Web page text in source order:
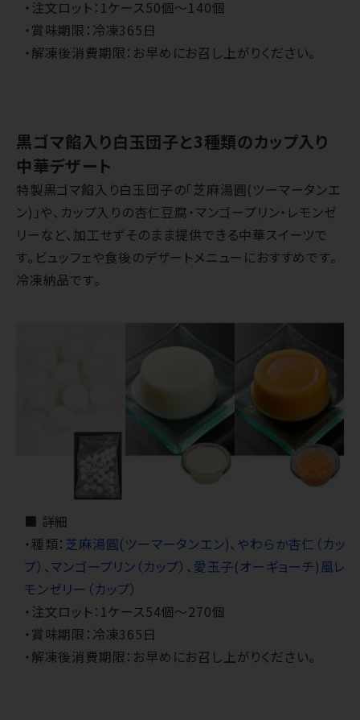
・注文ロット：1ケース50個～140個
・賞味期限：冷凍365日
・解凍後消費期限：お早めにお召し上がりください。
黒ゴマ餡入り白玉団子と3種類のカップ入り
中華デザート
特製黒ゴマ餡入り白玉団子の「芝麻湯圓(ツーマータンエ
ン)」や、カップ入りの杏仁豆腐・マンゴープリン・レモンゼ
リーなど、加工せずそのまま提供できる中華スイーツで
す。ビュッフェや食後のデザートメニューにおすすめです。
冷凍納品です。
■ 詳細
・種類： 芝麻湯圓(ツーマータンエン)、 やわらか杏仁（カッ
プ） 、 マンゴープリン（カップ） 、 愛玉子(オーギョーチ)風レ
モンゼリー（カップ）
・注文ロット：1ケース54個～270個
・賞味期限：冷凍365日
・解凍後消費期限：お早めにお召し上がりください。